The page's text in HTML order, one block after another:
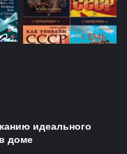
идеального
доме